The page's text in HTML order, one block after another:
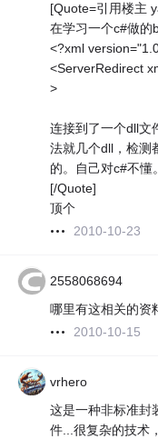
[Quote=引用楼主
在学习一个c#做的
<?xml
<ServerRedirect
>
连接到了一个dll文
法就几个dll，检测
的。自己对c#不懂。
[/Quote]
顶个
2010-10-23
2558068694
哪里有这相关的资
2010-10-15
vrhero
这是一种非标准封
件...很复杂的技术